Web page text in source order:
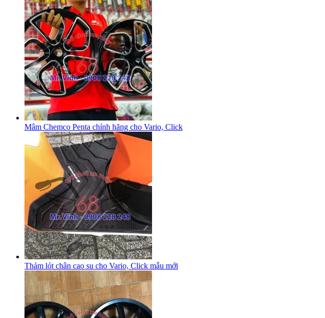
Mâm Chemco Penta chính hãng cho Vario, Click
Thảm lót chân cao su cho Vario, Click mẫu mới